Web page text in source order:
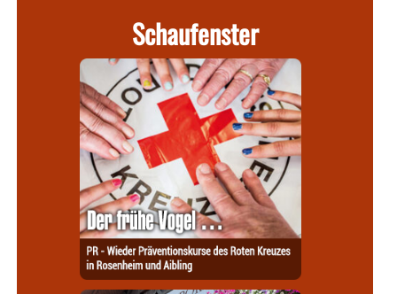
Schaufenster